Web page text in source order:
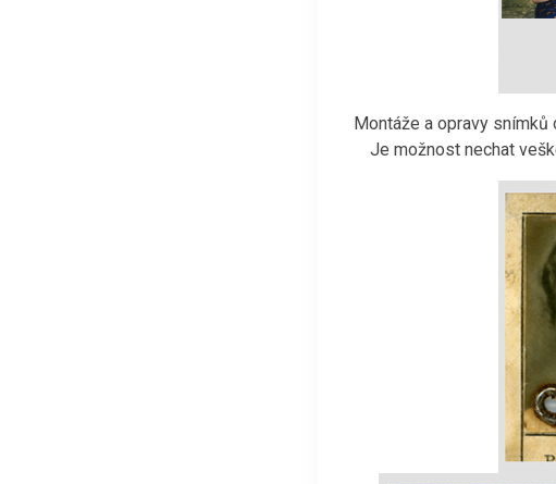
Montáže a opravy
Je možnost nechat